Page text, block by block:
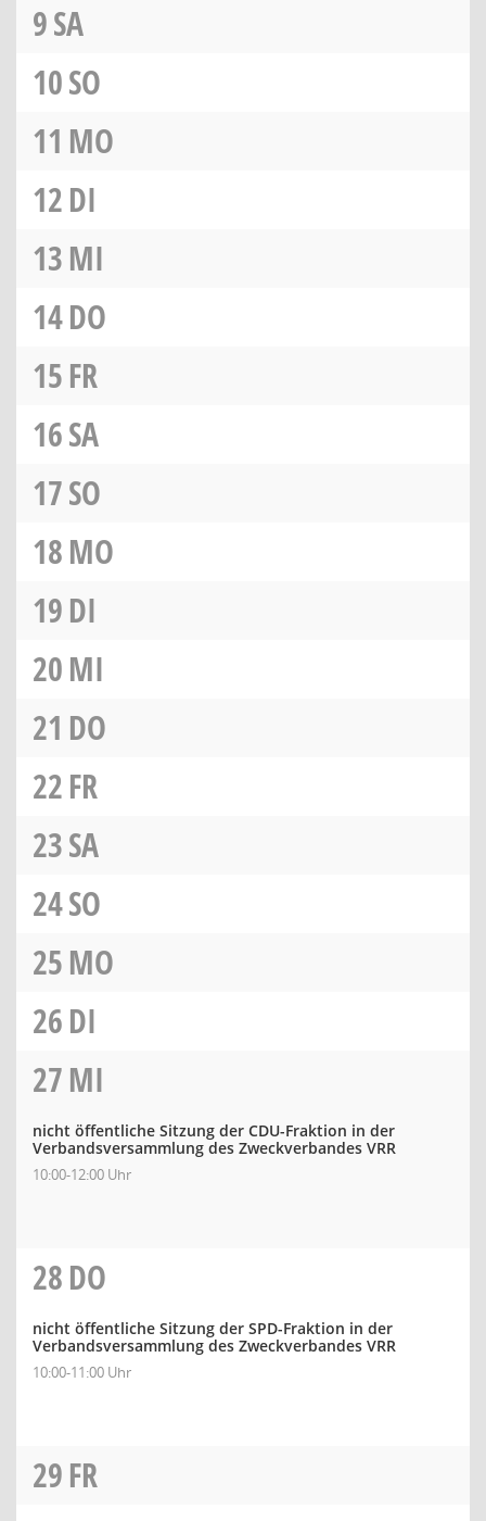
9SA
10SO
11 MO
12DI
13MI
14DO
15FR
16SA
17SO
18MO
19DI
20MI
21 DO
22FR
23SA
24SO
25MO
26DI
27MI
nicht öffentliche Sitzung der CDU-Fraktion in der
Verbandsversammlung des Zweckverbandes VRR
10:00-12:00 Uhr
28DO
nicht öffentliche Sitzung der SPD-Fraktion in der
Verbandsversammlung des Zweckverbandes VRR
10:00-11:00 Uhr
29FR